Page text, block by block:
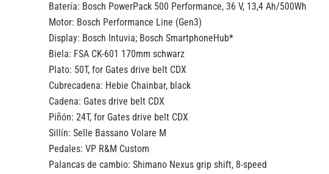
Batería: Bosch PowerPack 500 Performance, 36 V, 13,4 Ah/500Wh
Motor: Bosch Performance Line (Gen3)
Display: Bosch Intuvia; Bosch SmartphoneHub*
Biela: FSA CK-601 170mm schwarz
Plato: 50T, for Gates drive belt CDX
Cubrecadena: Hebie Chainbar, black
Cadena: Gates drive belt CDX
Piñón: 24T, for Gates drive belt CDX
Sillín: Selle Bassano Volare M
Pedales: VP R&M Custom
Palancas de cambio: Shimano Nexus grip shift, 8-speed